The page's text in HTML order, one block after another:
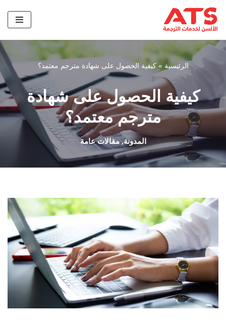
تخطى
إلى
المحتوى
الرئيسية »كيفية الحصول على شهادة مترجم معتمد؟
كيفية الحصول على شهادة
مترجم معتمد؟
المدونة,مقالات عامة